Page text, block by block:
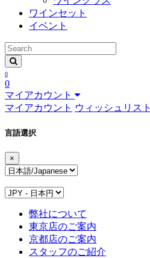
ワインセット
イベント
0
0
マイアカウント
マイアカウント ウィッシュリスト
言語選択
×
弊社について
東京店のご案内
京都店のご案内
スタッフのご紹介